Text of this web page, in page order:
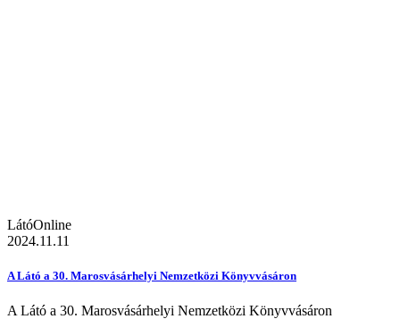
LátóOnline
2024.11.11
A Látó a 30. Marosvásárhelyi Nemzetközi Könyvvásáron
A Látó a 30. Marosvásárhelyi Nemzetközi Könyvvásáron